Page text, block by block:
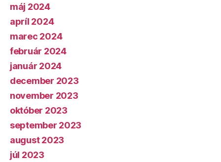
máj 2024
apríl 2024
marec 2024
február 2024
január 2024
december 2023
november 2023
október 2023
september 2023
august 2023
júl 2023